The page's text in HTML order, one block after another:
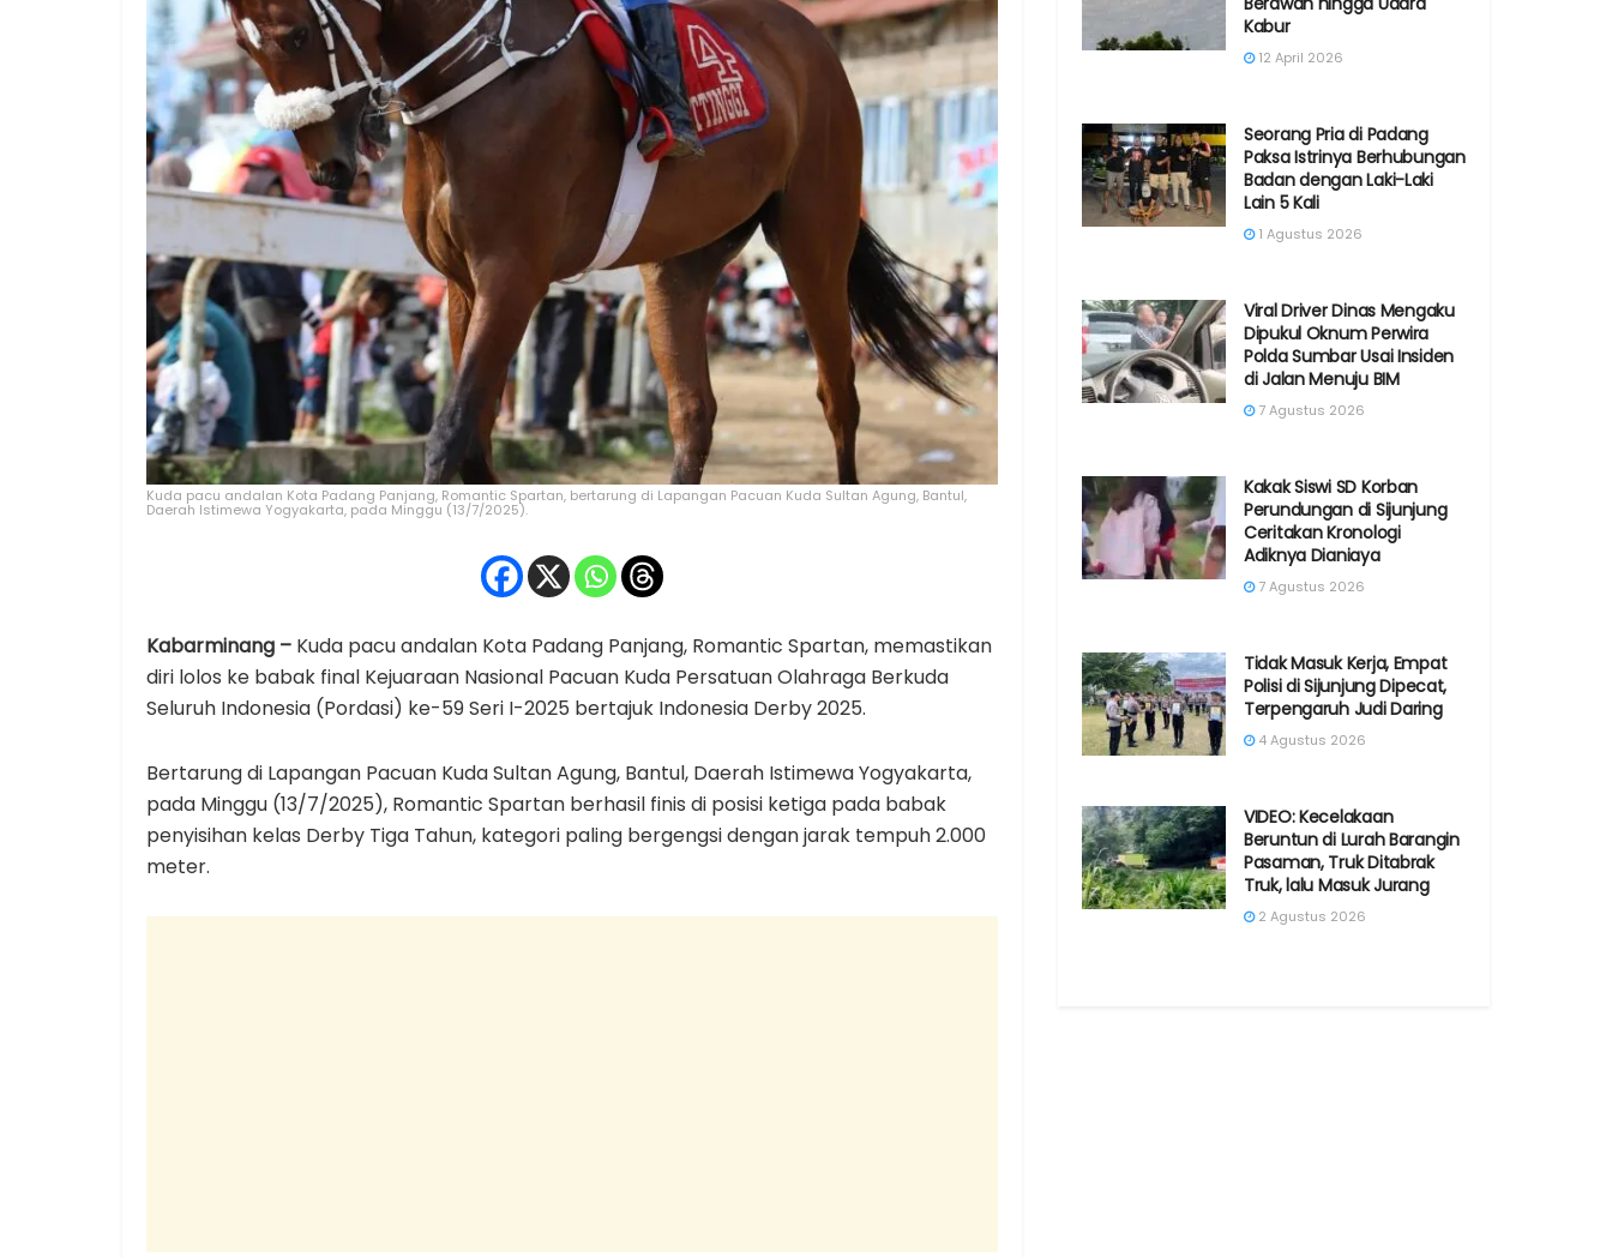
Kuda pacu andalan Kota Padang Panjang, Romantic Spartan, bertarung di Lapangan Pacuan Kuda Sultan Agung, Bantul,
Daerah Istimewa Yogyakarta, pada Minggu (13/7/2025).
Kabarminang – Kuda pacu andalan Kota Padang Panjang, Romantic Spartan, memastikan
diri lolos ke babak final Kejuaraan Nasional Pacuan Kuda Persatuan Olahraga Berkuda
Seluruh Indonesia (Pordasi) ke-59 Seri I-2025 bertajuk Indonesia Derby 2025.
Bertarung di Lapangan Pacuan Kuda Sultan Agung, Bantul, Daerah Istimewa Yogyakarta,
pada Minggu (13/7/2025), Romantic Spartan berhasil finis di posisi ketiga pada babak
penyisihan kelas Derby Tiga Tahun, kategori paling bergengsi dengan jarak tempuh 2.000
meter.
Kabur
12 April 2026
Seorang Pria di Padang
Paksa Istrinya Berhubungan
Badan dengan Laki-Laki
Lain 5 Kali
1 Agustus 2026
Viral Driver Dinas Mengaku
Dipukul Oknum Perwira
Polda Sumbar Usai Insiden
di Jalan Menuju BIM
7 Agustus 2026
Kakak Siswi SD Korban
Perundungan di Sijunjung
Ceritakan Kronologi
Adiknya Dianiaya
7 Agustus 2026
Tidak Masuk Kerja, Empat
Polisi di Sijunjung Dipecat,
Terpengaruh Judi Daring
4 Agustus 2026
VIDEO: Kecelakaan
Beruntun di Lurah Barangin
Pasaman, Truk Ditabrak
Truk, lalu Masuk Jurang
2 Agustus 2026